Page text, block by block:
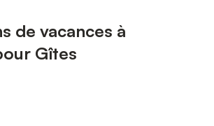
de vacances à
Gîtes